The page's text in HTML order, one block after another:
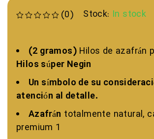
(0) Stock: In stock
(2 gramos) Hilos de azafrán
Hilos súper Negin
Un símbolo de su
atención al detalle.
Azafrán totalmente natural,
premium 1